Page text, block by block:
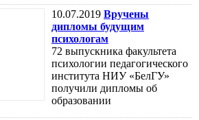
10.07.2019 Вручены
дипломы будущим
психологам
72 выпускника факультета
психологии педагогического
института НИУ «БелГУ»
получили дипломы об
образовании